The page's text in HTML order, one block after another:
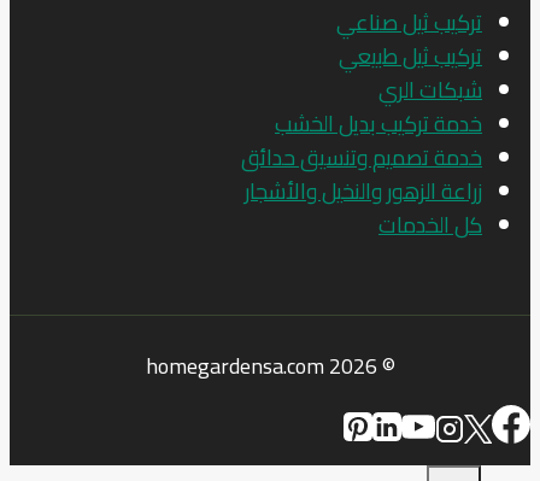
تركيب ثيل صناعي
تركيب ثيل طبيعي
شبكات الري
خدمة تركيب بديل الخشب
خدمة تصميم وتنسيق حدائق
زراعة الزهور والنخيل والأشجار
كل الخدمات
© 2026 homegardensa.com